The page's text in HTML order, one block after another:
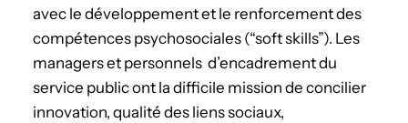
avec le développement et le renforcement des
compétences psychosociales (“soft skills”). Les
managers et personnels d’encadrement du
service public ont la difficile mission de concilier
innovation, qualité des liens sociaux,